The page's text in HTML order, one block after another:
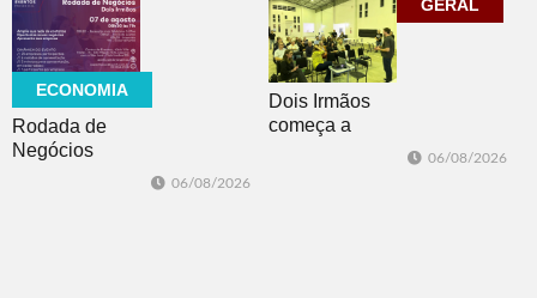
acadêmica em
debate sobre o
feminicídio
ECONOMIA
Rodada de
Negócios
06/08/2026
GERAL
Dois Irmãos
começa a
06/08/2026